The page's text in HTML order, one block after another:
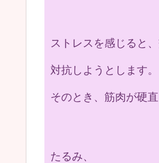
ストレスを感じると
対抗しようとします。
そのとき、筋肉が硬直
たるみ、